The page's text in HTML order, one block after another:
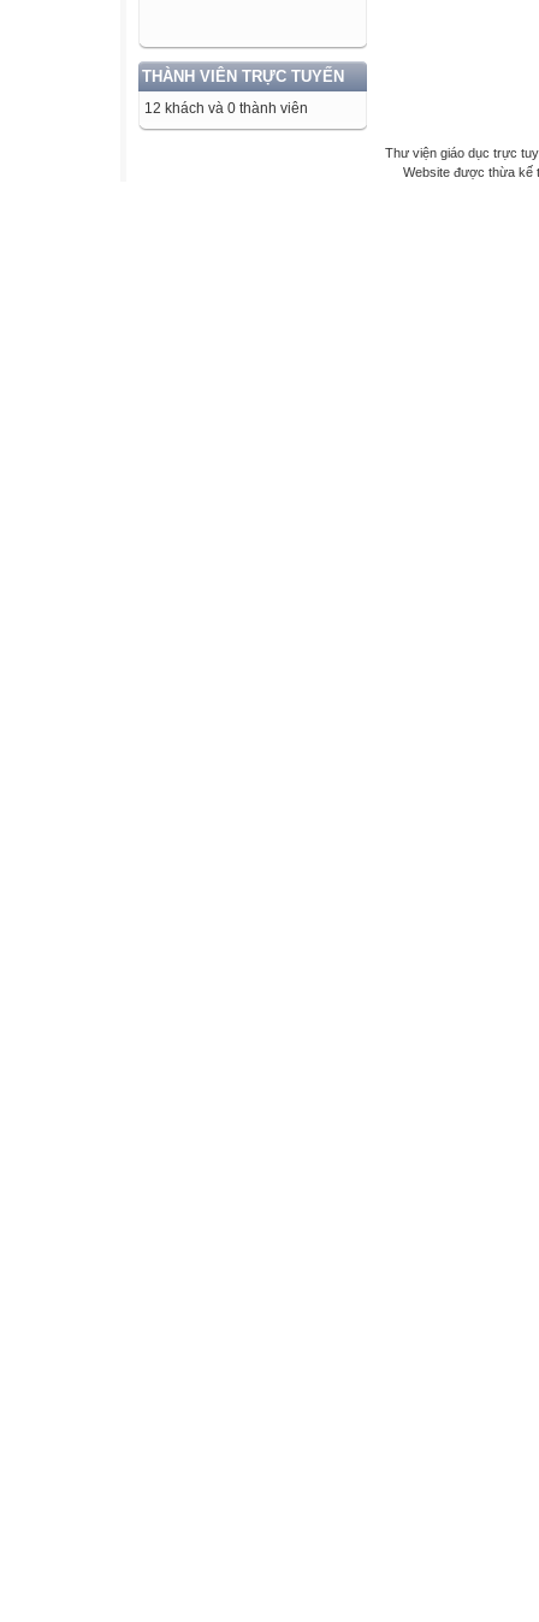
THÀNH VIÊN TRỰC TUYẾN
12 khách và 0 thành viên
Thư viện giáo dục trực
Website được thừa kế